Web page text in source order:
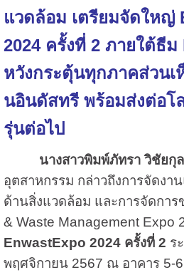
แวดล้อม เตรียมจัดใหญ่
2024 ครั้งที่ 2 ภายใต้ธี
หวังกระตุ้นทุกภาคส่วน
นอินดัสทรี พร้อมส่งต่อโ
รุ่นต่อไป
นางสาวพิมพ์ภัทรา วิชัยกุล
อุตสาหกรรม กล่าวถึงการจัดง
ด้านสิ่งแวดล้อม และการจัดการ
& Waste Management Expo
EnwastExpo 2024 ครั้งที่ 2 ร
พฤศจิกายน 2567 ณ อาคาร 5-